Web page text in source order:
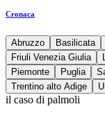
Cronaca
Abruzzo Basilicata
Friuli Venezia Giulia
Piemonte
Puglia
Trentino alto Adige
il caso di palmoli